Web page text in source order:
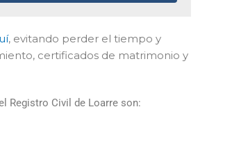
, evitando perder el tiempo y
certificados de matrimonio y
Registro Civil de Loarre son: